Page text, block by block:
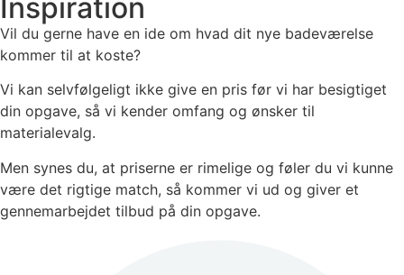
Inspiration
Vil du gerne have en ide om hvad dit nye badeværelse
kommer til at koste?
Vi kan selvfølgeligt ikke give en pris før vi har besigtiget
din opgave, så vi kender omfang og ønsker til
materialevalg.
Men synes du, at priserne er rimelige og føler du vi kunne
være det rigtige match, så kommer vi ud og giver et
gennemarbejdet tilbud på din opgave.